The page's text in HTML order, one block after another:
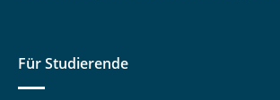
Für Studierende